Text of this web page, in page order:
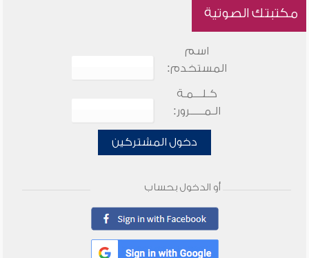
مكتبتك الصوتية
اسم
المستخدم:
كـلـــمـة
الـمـــــرور:
دخول المشتركين
أو الدخول بحساب